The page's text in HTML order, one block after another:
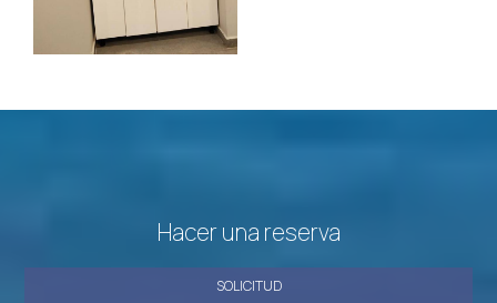
Hacer una reserva
SOLICITUD